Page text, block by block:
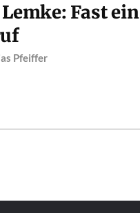
Fast ein
Pfeiffer